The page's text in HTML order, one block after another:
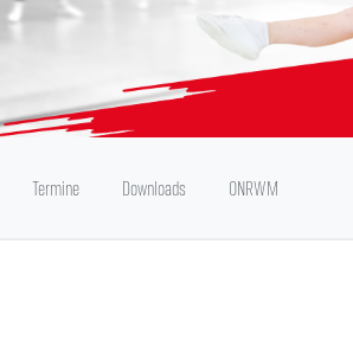
Termine Downloads ONRWM